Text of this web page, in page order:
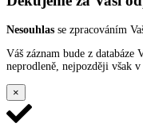
Nesouhlas se zpracováním
Váš záznam bude z
neprodleně, nejpozději však
×